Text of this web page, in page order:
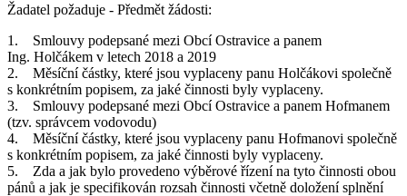
Žadatel požaduje - Předmět žádosti:
1. Smlouvy podepsané mezi Obcí Ostravice a panem
Ing. Holčákem v letech 2018 a 2019
2. Měsíční částky, které jsou vyplaceny panu Holčákovi společně
s konkrétním popisem, za jaké činnosti byly vyplaceny.
3. Smlouvy podepsané mezi Obcí Ostravice a panem Hofmanem
(tzv. správcem vodovodu)
4. Měsíční částky, které jsou vyplaceny panu Hofmanovi společně
s konkrétním popisem, za jaké činnosti byly vyplaceny.
5. Zda a jak bylo provedeno výběrové řízení na tyto činnosti obou
pánů a jak je specifikován rozsah činnosti včetně doložení splnění